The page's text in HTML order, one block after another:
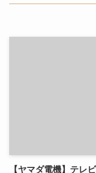
【ヤマダ電機】テレ